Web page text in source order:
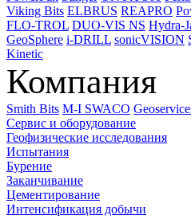
Viking Bits ELBRUS REAPRO
FLO-TROL DUO-VIS NS Hydra-
GeoSphere i-DRILL sonicVISION
Kinetic
Компания
Smith Bits M-I SWACO
Сервис и оборудование
Геофизические исследования
Испытания
Бурение
Заканчивание
Цементирование
Интенсификация добычи